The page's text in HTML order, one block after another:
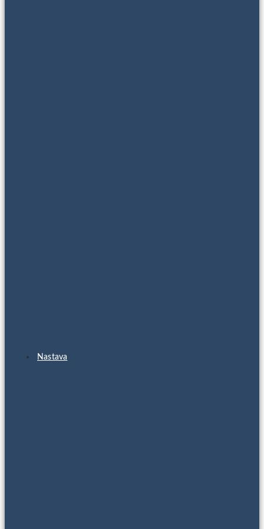
Nastava